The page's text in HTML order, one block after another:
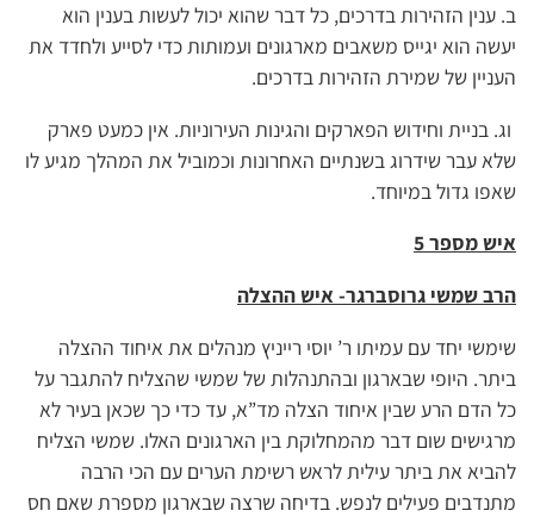
ב. ענין הזהירות בדרכים, כל דבר שהוא יכול לעשות בענין הוא
יעשה הוא יגייס משאבים מארגונים ועמותות כדי לסייע ולחדד את
העניין של שמירת הזהירות בדרכים.
וג. בניית וחידוש הפארקים והגינות העירוניות. אין כמעט פארק
שלא עבר שידרוג בשנתיים האחרונות וכמוביל את המהלך מגיע לו
שאפו גדול במיוחד.
איש מספר 5
הרב שמשי גרוסברגר- איש ההצלה
שימשי יחד עם עמיתו ר’ יוסי רייניץ מנהלים את איחוד ההצלה
ביתר. היופי שבארגון ובהתנהלות של שמשי שהצליח להתגבר על
כל הדם הרע שבין איחוד הצלה מד”א, עד כדי כך שכאן בעיר לא
מרגישים שום דבר מהמחלוקת בין הארגונים האלו. שמשי הצליח
להביא את ביתר עילית לראש רשימת הערים עם הכי הרבה
מתנדבים פעילים לנפש. בדיחה שרצה שבארגון מספרת שאם חס